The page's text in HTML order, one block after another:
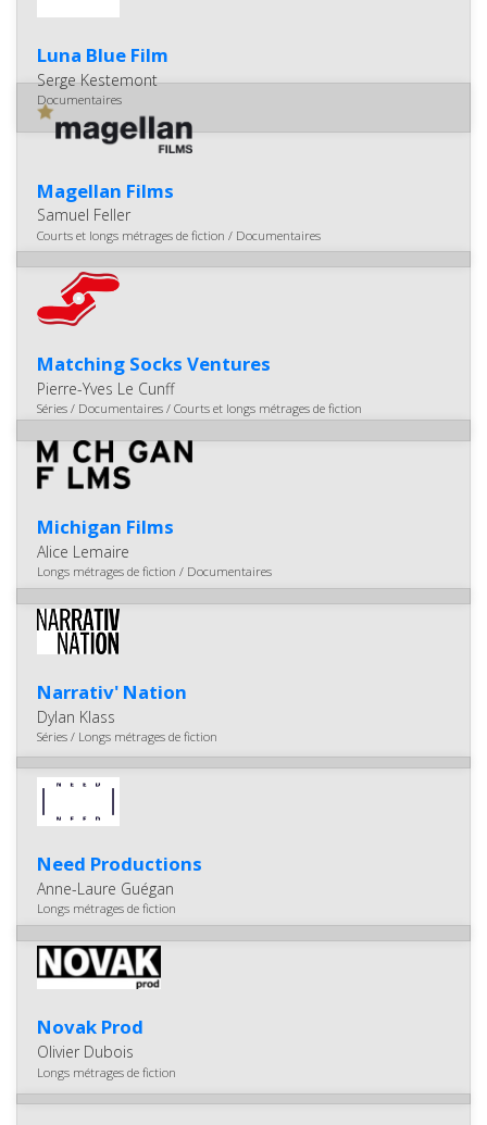
Luna Blue Film
Serge Kestemont
Documentaires
Magellan Films
Samuel Feller
Courts et longs métrages de fiction / Documentaires
Matching Socks Ventures
Pierre-Yves Le Cunff
Séries / Documentaires / Courts et longs métrages de fiction
Michigan Films
Alice Lemaire
Longs métrages de fiction / Documentaires
Narrativ' Nation
Dylan Klass
Séries / Longs métrages de fiction
Need Productions
Anne-Laure Guégan
Longs métrages de fiction
Novak Prod
Olivier Dubois
Longs métrages de fiction